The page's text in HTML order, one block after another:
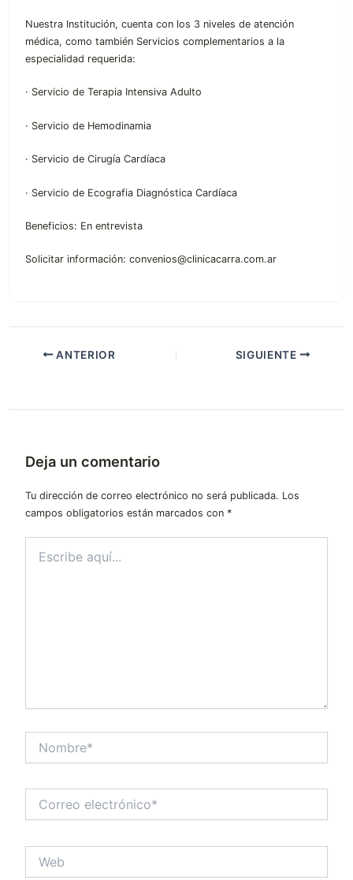
Nuestra Institución, cuenta con los 3 niveles de atención
médica, como también Servicios complementarios a la
especialidad requerida:
· Servicio de Terapia Intensiva Adulto
· Servicio de Hemodinamia
· Servicio de Cirugía Cardíaca
· Servicio de Ecografia Diagnóstica Cardíaca
Beneficios: En entrevista
Solicitar información: convenios@clinicacarra.com.ar
ANTERIOR SIGUIENTE
Deja un comentario
Tu dirección de correo electrónico no será publicada. Los
campos obligatorios están marcados con *
aquí...
electrónico*